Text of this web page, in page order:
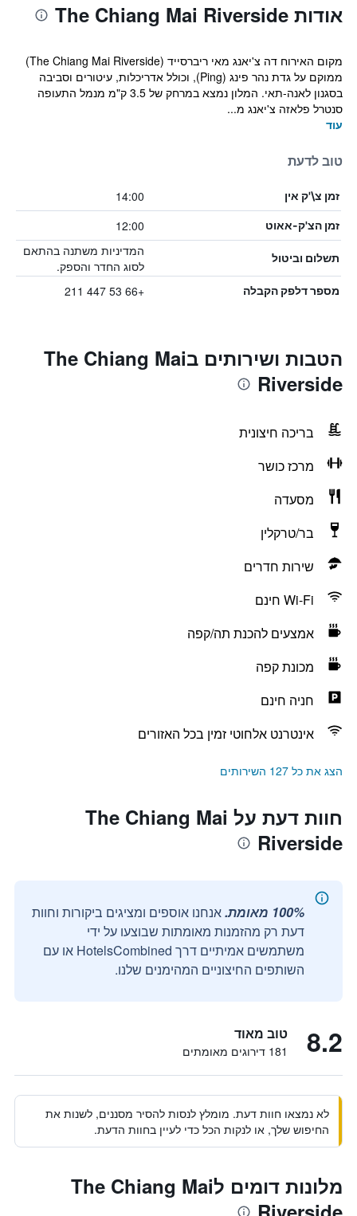
אודות The Chiang Mai Riverside
מקום האירוח דה צ'יאנג מאי ריברסייד (The Chiang Mai Riverside)
ממוקם על גדת נהר פינג (Ping), וכולל אדריכלות, עיטורים וסביבה
בסגנון לאנה-תאי. המלון נמצא במרחק של 3.5 ק"מ מנמל התעופה
סנטרל פלאזה צ'יאנג מ...
עוד
טוב לדעת
זמן צ\'ק אין 14:00
זמן הצ'ק-אאוט 12:00
תשלום וביטול
המדיניות משתנה בהתאם
לסוג החדר והספק.
מספר דלפק הקבלה +66 53 447 211
הטבות ושירותים בThe Chiang Mai
Riverside
בריכה חיצונית
מרכז כושר
מסעדה
בר/טרקלין
שירות חדרים
Wi-Fi חינם
אמצעים להכנת תה/קפה
מכונת קפה
חניה חינם
אינטרנט אלחוטי זמין בכל האזורים
הצג את כל 127 השירותים
חוות דעת על The Chiang Mai
Riverside
100% מאומת.
אנחנו אוספים ומציגים ביקורות וחוות
דעת רק מהזמנות מאומתות שבוצעו על ידי
משתמשים אמיתיים דרך HotelsCombined או עם
השותפים החיצוניים המהימנים שלנו.
8.2 טוב מאוד
181 דירוגים מאומתים
לא נמצאו חוות דעת. מומלץ לנסות להסיר מסננים, לשנות את
החיפוש שלך, או לנקות הכל כדי לעיין בחוות הדעת.
מלונות דומים לThe Chiang Mai